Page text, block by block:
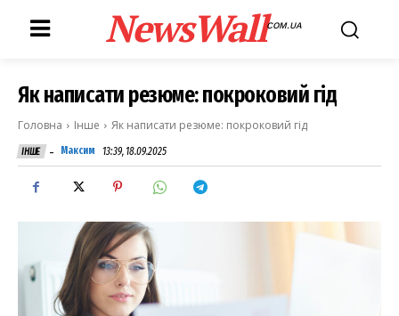
NewsWallCOM.UA
Як написати резюме: покроковий гід
Головна Інше Як написати резюме: покроковий гід
ІНШЕ - Максим 13:39, 18.09.2025